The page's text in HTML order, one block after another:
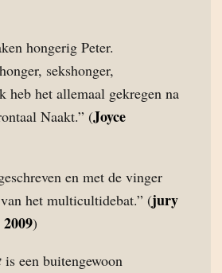
hongerig Peter.
sekshonger,
heb het allemaal gekregen na
Naakt.” (Joyce
en met de vinger
het multicultidebat.” (jury
2009)
is een buitengewoon